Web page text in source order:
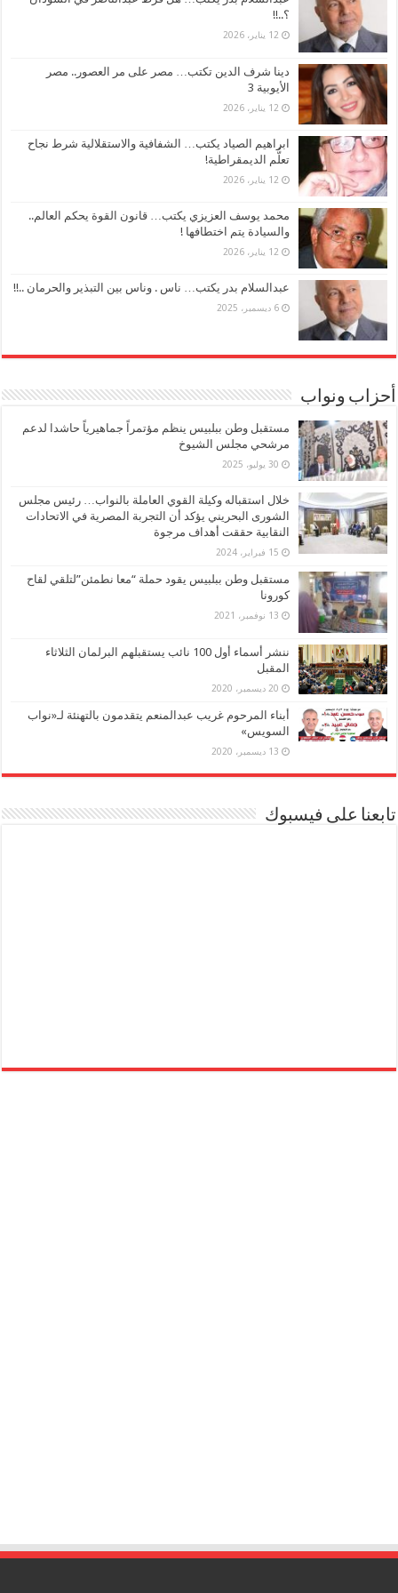
؟..!!
12 يناير، 2026
دينا شرف الدين تكتب… مصر على مر العصور.. مصر
الأيوبية 3
12 يناير، 2026
ابراهيم الصياد يكتب… الشفافية والاستقلالية شرط نجاح
تعلُّم الديمقراطية!
12 يناير، 2026
محمد يوسف العزيزي يكتب… قانون القوة يحكم العالم..
والسيادة يتم اختطافها !
12 يناير، 2026
عبدالسلام بدر يكتب… ناس . وناس بين التبذير والحرمان ..!!
6 ديسمبر، 2025
أحزاب ونواب
مستقبل وطن ببلبيس ينظم مؤتمراً جماهيرياً حاشدا لدعم
مرشحي مجلس الشيوخ
30 يوليو، 2025
خلال استقباله وكيلة القوي العاملة بالنواب… رئيس مجلس
الشورى البحريني يؤكد أن التجربة المصرية في الاتحادات
النقابية حققت أهداف مرجوة
15 فبراير، 2024
مستقبل وطن ببلبيس يقود حملة “معا نطمئن”لتلقي لقاح
كورونا
13 نوفمبر، 2021
ننشر أسماء أول 100 نائب يستقبلهم البرلمان الثلاثاء
المقبل
20 ديسمبر، 2020
أبناء المرحوم غريب عبدالمنعم يتقدمون بالتهنئة لـ«نواب
السويس»
13 ديسمبر، 2020
تابعنا على فيسبوك